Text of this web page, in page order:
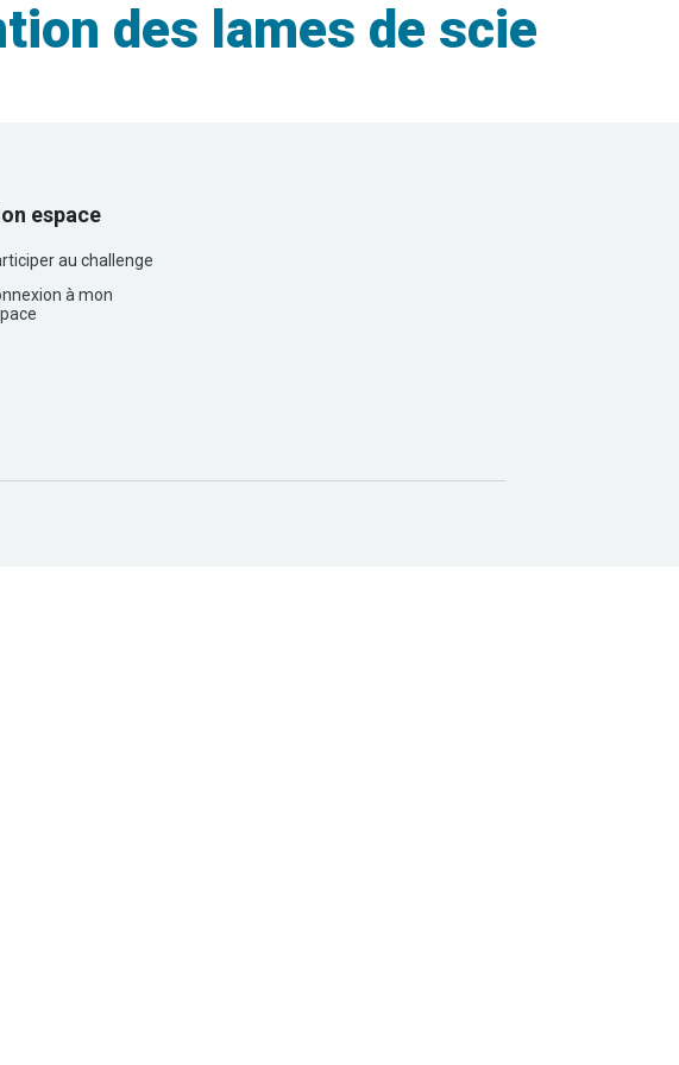
des lames de scie
espace
au challenge
à mon